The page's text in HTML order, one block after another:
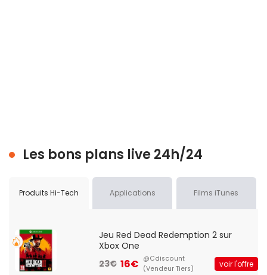
Les bons plans live 24h/24
Produits Hi-Tech Applications Films iTunes
Jeu Red Dead Redemption 2 sur
Xbox One
23€ 16€ @Cdiscount
(Vendeur Tiers)
voir l'offre